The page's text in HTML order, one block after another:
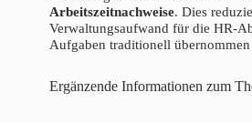
Arbeitszeitnachweise. Dies
Verwaltungsaufwand für die HR-
Aufgaben traditionell übernommen
Ergänzende Informationen zum